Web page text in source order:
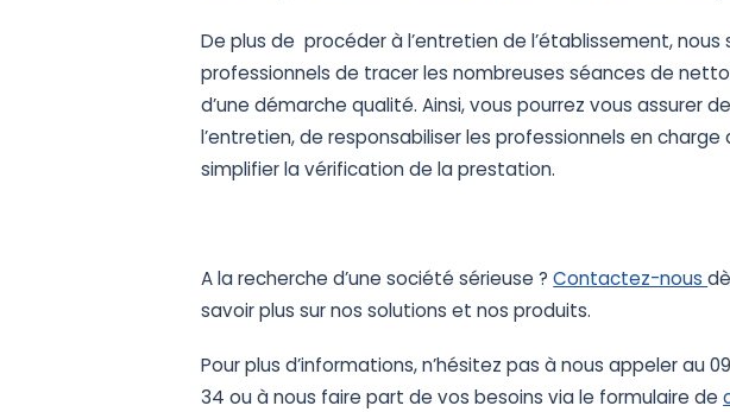
De plus de procéder à l’entretien de l’établissement, nous
professionnels de tracer les nombreuses séances de
d’une démarche qualité. Ainsi, vous pourrez vous assurer
l’entretien, de responsabiliser les professionnels en
simplifier la vérification de la prestation.
A la recherche d’une société sérieuse ?Contactez-nous
savoir plus sur nos solutions et nos produits.
Pour plus d’informations, n’hésitez pas à nous appeler au
34 ou à nous faire part de vos besoins via le formulaire de